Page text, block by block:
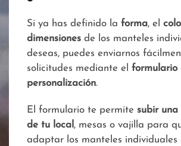
Si ya has definido la forma, el
dimensiones de los manteles
deseas, puedes enviarnos
solicitudes mediante el formulario
personalización.
El formulario te permite subir una
de tu local , mesas o vajilla para
adaptar los manteles individuales